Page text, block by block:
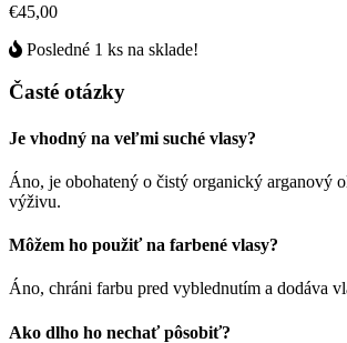
€45,00
Posledné 1 ks na sklade!
Časté otázky
Je vhodný na veľmi suché vlasy?
Áno, je obohatený o čistý organický arganový
výživu.
Môžem ho použiť na farbené vlasy?
Áno, chráni farbu pred vyblednutím a dodáva
Ako dlho ho nechať pôsobiť?